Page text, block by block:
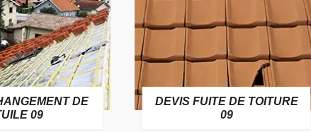
DE
09
DEVIS FUITE DE TOITURE
09